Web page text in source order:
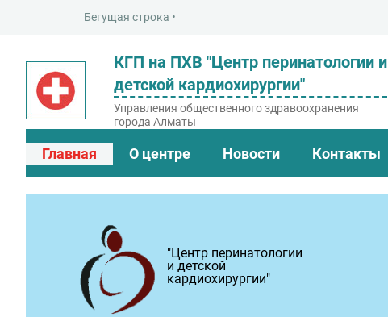
КГП на ПХВ "Центр перинатологии и
детской кардиохирургии"
Управления общественного здравоохранения
города Алматы
Главная О центре Новости Контакты
"Центр перинатологии
и детской
кардиохирургии"